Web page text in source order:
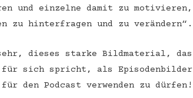
und einzelne damit zu motivieren,
zu hinterfragen und zu verändern“.
dieses starke Bildmaterial, das
für sich spricht, als Episodenbilder
für den Podcast verwenden zu dürfen!